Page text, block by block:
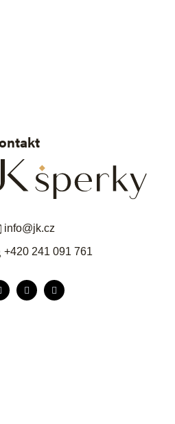
info@jk.cz
+420 241 091 761